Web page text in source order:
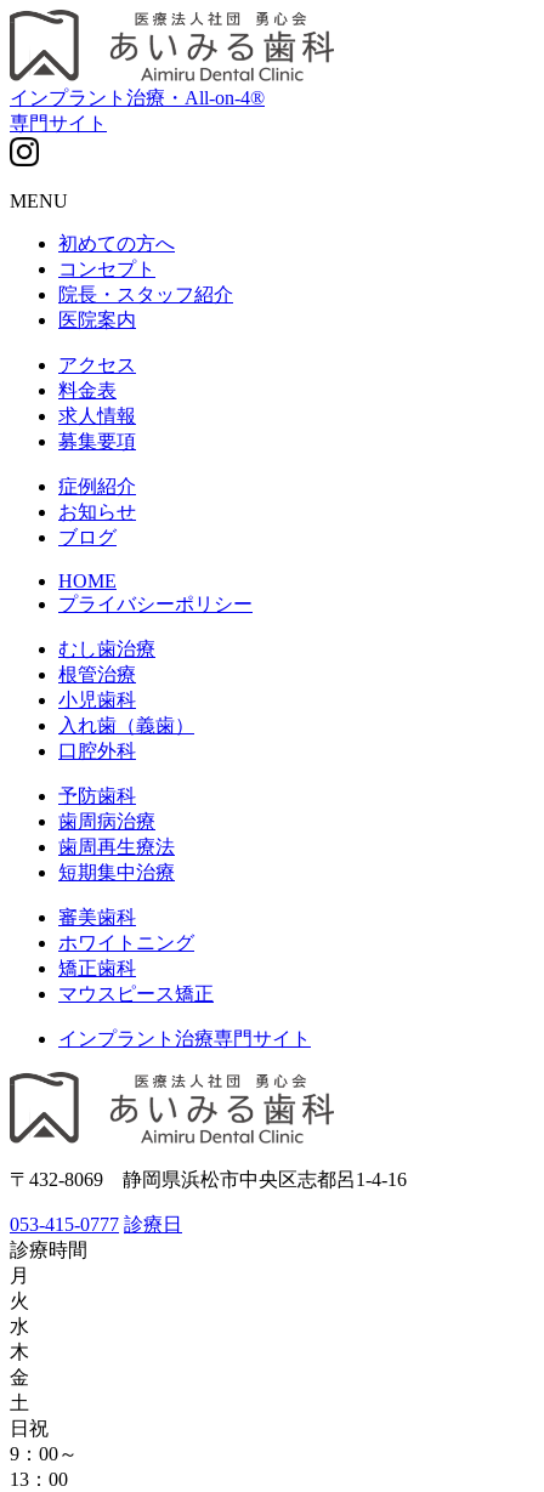
インプラント治療・All-on-4®
専門サイト
MENU
初めての方へ
コンセプト
院長・スタッフ紹介
医院案内
アクセス
料金表
求人情報
募集要項
症例紹介
お知らせ
ブログ
HOME
プライバシーポリシー
むし歯治療
根管治療
小児歯科
入れ歯（義歯）
口腔外科
予防歯科
歯周病治療
歯周再生療法
短期集中治療
審美歯科
ホワイトニング
矯正歯科
マウスピース矯正
インプラント治療専門サイト
〒432-8069 静岡県浜松市中央区志都呂1-4-16
053-415-0777 診療日
診療時間
月
火
水
木
金
土
日祝
9：00～
13：00